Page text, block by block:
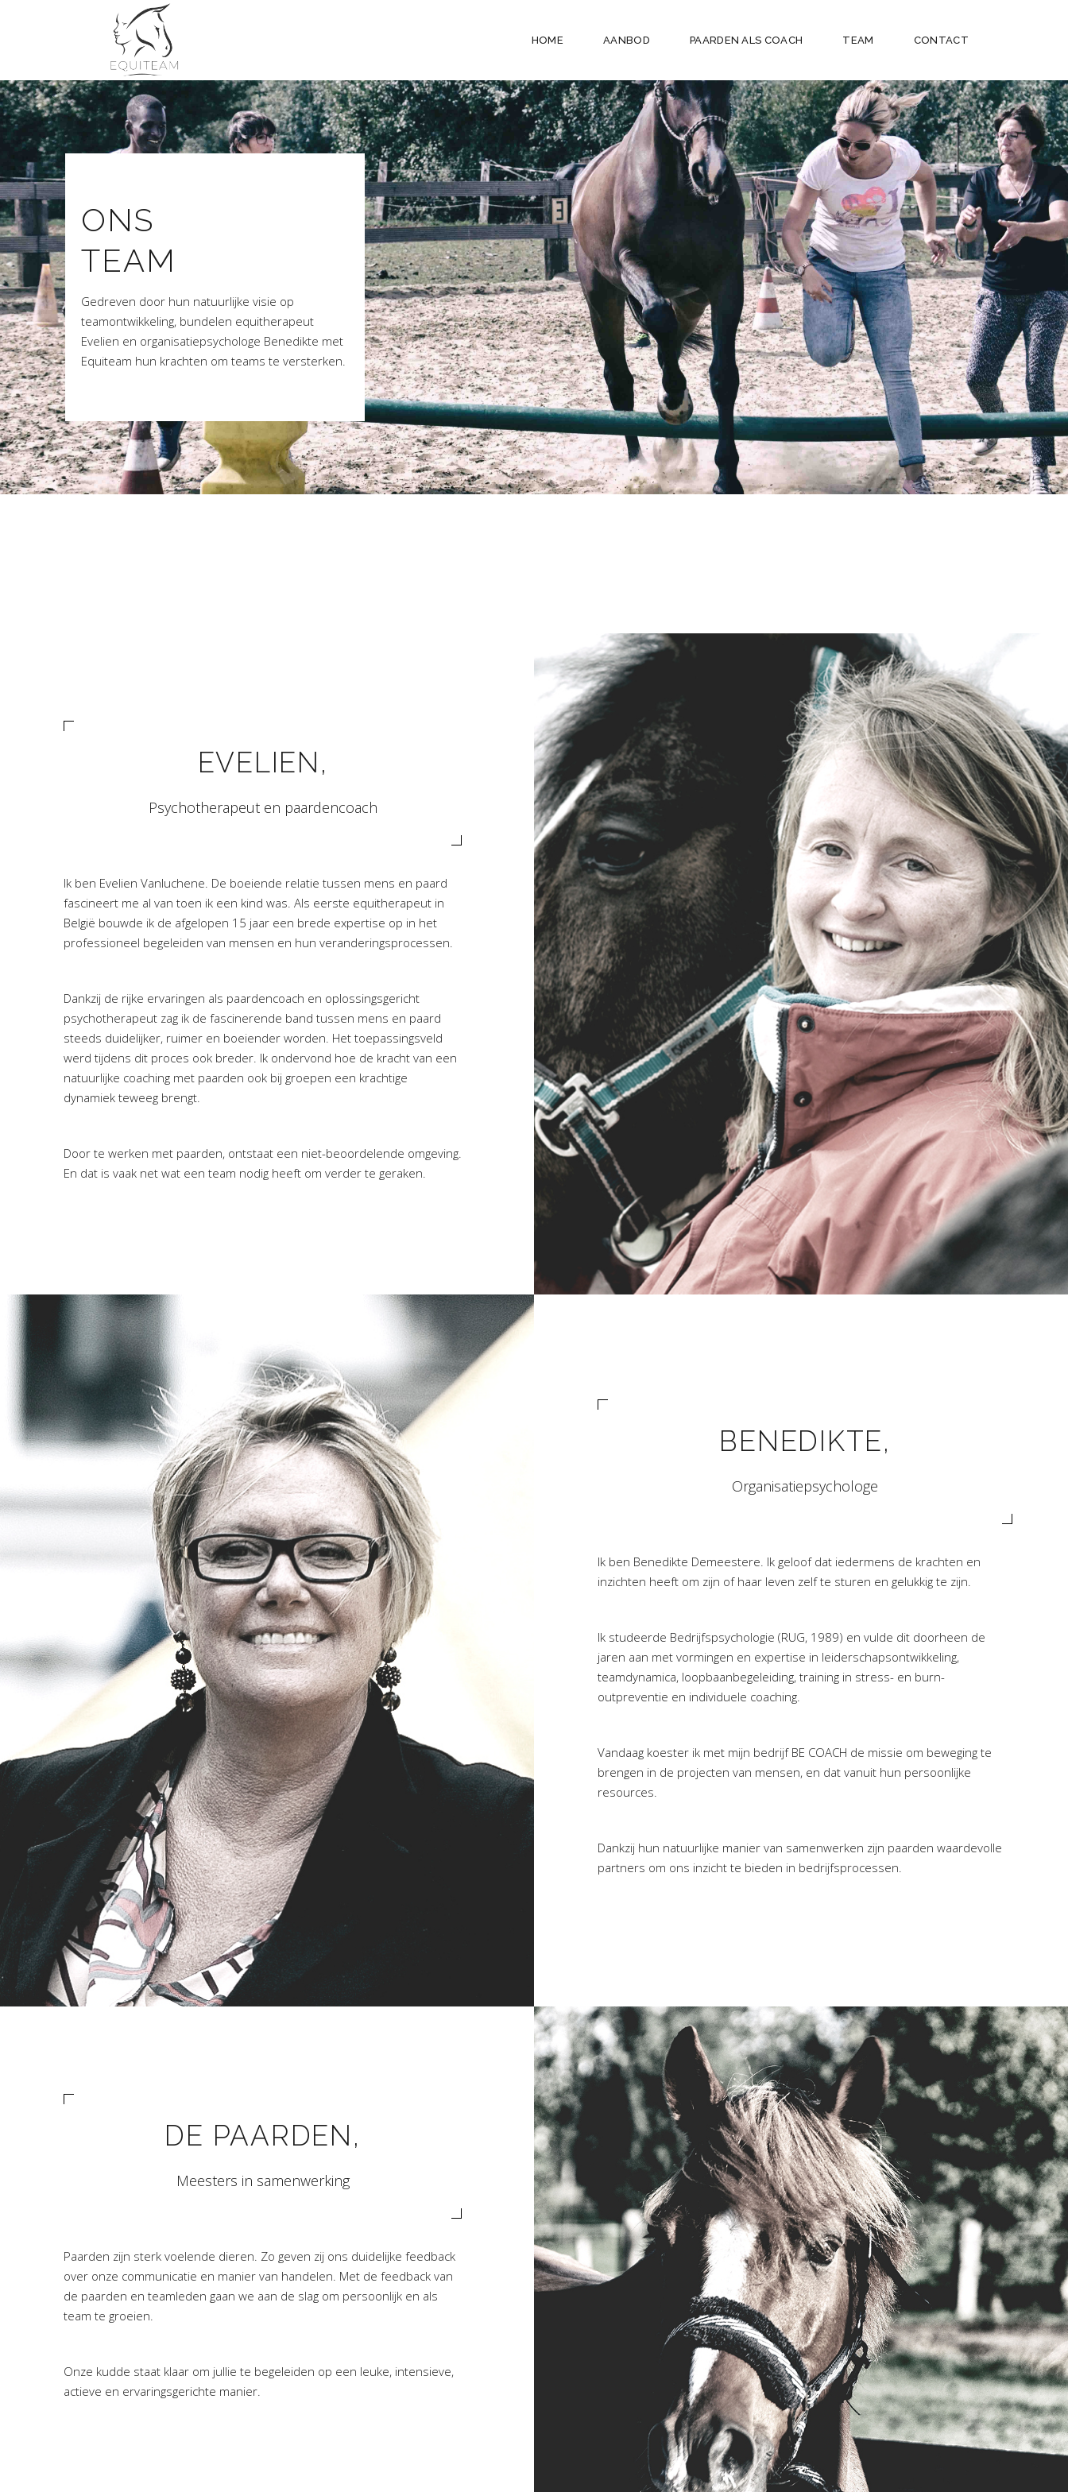
HOME AANBOD PAARDEN ALS COACH TEAM CONTACT
ONS
TEAM
Gedreven door hun natuurlijke visie op
teamontwikkeling, bundelen equitherapeut
Evelien en organisatiepsychologe Benedikte met
Equiteam hun krachten om teams te versterken.
EVELIEN,
Psychotherapeut en paardencoach
Ik ben Evelien Vanluchene. De boeiende relatie tussen mens en paard
fascineert me al van toen ik een kind was. Als eerste equitherapeut in
België bouwde ik de afgelopen 15 jaar een brede expertise op in het
professioneel begeleiden van mensen en hun veranderingsprocessen.
Dankzij de rijke ervaringen als paardencoach en oplossingsgericht
psychotherapeut zag ik de fascinerende band tussen mens en paard
steeds duidelijker, ruimer en boeiender worden. Het toepassingsveld
werd tijdens dit proces ook breder. Ik ondervond hoe de kracht van een
natuurlijke coaching met paarden ook bij groepen een krachtige
dynamiek teweeg brengt.
Door te werken met paarden, ontstaat een niet-beoordelende omgeving.
En dat is vaak net wat een team nodig heeft om verder te geraken.
BENEDIKTE,
Organisatiepsychologe
Ik ben Benedikte Demeestere. Ik geloof dat iedermens de krachten en
inzichten heeft om zijn of haar leven zelf te sturen en gelukkig te zijn.
Ik studeerde Bedrijfspsychologie (RUG, 1989) en vulde dit doorheen de
jaren aan met vormingen en expertise in leiderschapsontwikkeling,
teamdynamica, loopbaanbegeleiding, training in stress- en burn-
outpreventie en individuele coaching.
Vandaag koester ik met mijn bedrijf BE COACH de missie om beweging te
brengen in de projecten van mensen, en dat vanuit hun persoonlijke
resources.
Dankzij hun natuurlijke manier van samenwerken zijn paarden waardevolle
partners om ons inzicht te bieden in bedrijfsprocessen.
DE PAARDEN,
Meesters in samenwerking
Paarden zijn sterk voelende dieren. Zo geven zij ons duidelijke feedback
over onze communicatie en manier van handelen. Met de feedback van
de paarden en teamleden gaan we aan de slag om persoonlijk en als
team te groeien.
Onze kudde staat klaar om jullie te begeleiden op een leuke, intensieve,
actieve en ervaringsgerichte manier.